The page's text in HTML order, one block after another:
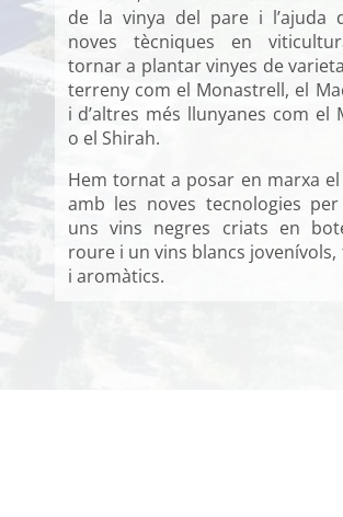
de la vinya del pare i l’ajuda
noves tècniques en
tornar a plantar vinyes de
terreny com el Monastrell, el
i d’altres més llunyanes com el
o el Shirah.
Hem tornat a posar en marxa
amb les noves tecnologies
uns vins negres criats en
roure i un vins blancs jovenívols,
i aromàtics.